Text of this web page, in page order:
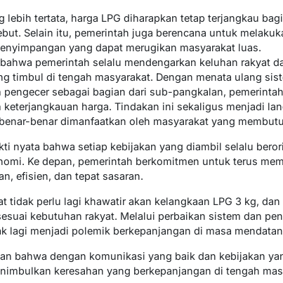
lebih tertata, harga LPG diharapkan tetap terjangkau
Selain itu, pemerintah juga berencana untuk
yang dapat merugikan masyarakat luas.
pemerintah selalu mendengarkan keluhan rakyat
timbul di tengah masyarakat. Dengan menata ulang
sebagai bagian dari sub-pangkalan,
keterjangkauan harga. Tindakan ini sekaligus menjadi
benar dimanfaatkan oleh masyarakat yang
nyata bahwa setiap kebijakan yang diambil selalu
Ke depan, pemerintah berkomitmen untuk terus
efisien, dan tepat sasaran.
tidak perlu lagi khawatir akan kelangkaan LPG 3 kg,
kebutuhan rakyat. Melalui perbaikan sistem dan
lagi menjadi polemik berkepanjangan di masa
bahwa dengan komunikasi yang baik dan kebijakan
keresahan yang berkepanjangan di tengah